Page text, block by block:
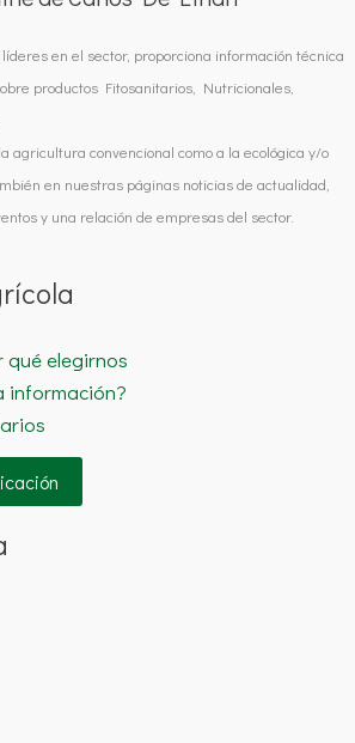
en el sector, proporciona información técnica
productos Fitosanitarios, Nutricionales,
agricultura convencional como a la ecológica y/o
en nuestras páginas noticias de actualidad,
y una relación de empresas del sector.
qué elegirnos
información?